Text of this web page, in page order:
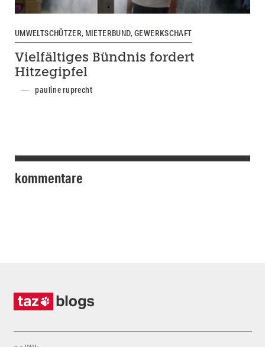
UMWELTSCHÜTZER, MIETERBUND, GEWERKSCHAFT
Vielfältiges Bündnis fordert
Hitzegipfel
pauline ruprecht
kommentare